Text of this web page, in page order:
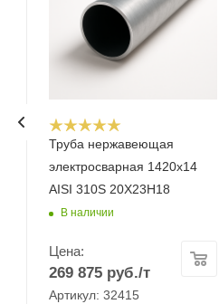
Труба нержавеющая
электросварная 1420х14
AISI 310S 20Х23Н18
В наличии
Цена:
269 875 руб./т
Артикул: 32415